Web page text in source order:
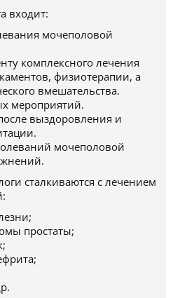
входит:
мочеполовой
комплексного лечения
физиотерапии, а
вмешательства.
мероприятий.
выздоровления и
мочеполовой
сталкиваются с лечением
простаты;